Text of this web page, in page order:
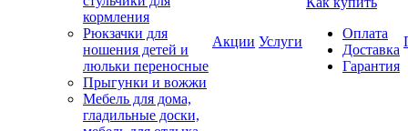
кормления
Рюкзачки для
ношения детей и
люльки переносные
Прыгунки и вожжи
Мебель для дома,
гладильные доски,
Акции Услуги
Оплата
Доставка
Гарантия